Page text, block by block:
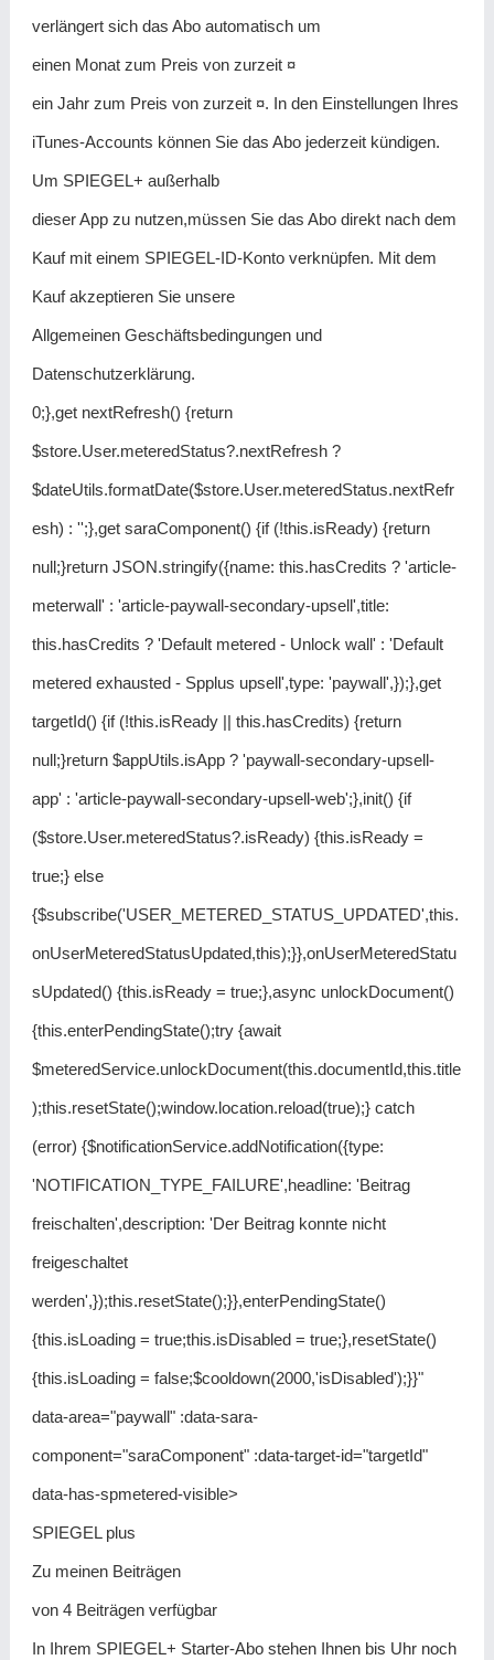
verlängert sich das Abo automatisch um
einen Monat zum Preis von zurzeit ¤
ein Jahr zum Preis von zurzeit ¤. In den Einstellungen Ihres
iTunes-Accounts können Sie das Abo jederzeit kündigen.
Um SPIEGEL+ außerhalb
dieser App zu nutzen,müssen Sie das Abo direkt nach dem
Kauf mit einem SPIEGEL-ID-Konto verknüpfen. Mit dem
Kauf akzeptieren Sie unsere
Allgemeinen Geschäftsbedingungen und
Datenschutzerklärung.
0;},get nextRefresh() {return
$store.User.meteredStatus?.nextRefresh ?
$dateUtils.formatDate($store.User.meteredStatus.nextRefr
esh) : '';},get saraComponent() {if (!this.isReady) {return
null;}return JSON.stringify({name: this.hasCredits ? 'article-
meterwall' : 'article-paywall-secondary-upsell',title:
this.hasCredits ? 'Default metered - Unlock wall' : 'Default
metered exhausted - Spplus upsell',type: 'paywall',});},get
targetId() {if (!this.isReady || this.hasCredits) {return
null;}return $appUtils.isApp ? 'paywall-secondary-upsell-
app' : 'article-paywall-secondary-upsell-web';},init() {if
($store.User.meteredStatus?.isReady) {this.isReady =
true;} else
{$subscribe('USER_METERED_STATUS_UPDATED',this.
onUserMeteredStatusUpdated,this);}},onUserMeteredStatu
sUpdated() {this.isReady = true;},async unlockDocument()
{this.enterPendingState();try {await
$meteredService.unlockDocument(this.documentId,this.title
);this.resetState();window.location.reload(true);} catch
(error) {$notificationService.addNotification({type:
'NOTIFICATION_TYPE_FAILURE',headline: 'Beitrag
freischalten',description: 'Der Beitrag konnte nicht
freigeschaltet
werden',});this.resetState();}},enterPendingState()
{this.isLoading = true;this.isDisabled = true;},resetState()
{this.isLoading = false;$cooldown(2000,'isDisabled');}}"
data-area="paywall" :data-sara-
component="saraComponent" :data-target-id="targetId"
data-has-spmetered-visible>
SPIEGEL plus
Zu meinen Beiträgen
von 4 Beiträgen verfügbar
In Ihrem SPIEGEL+ Starter-Abo stehen Ihnen bis Uhr noch